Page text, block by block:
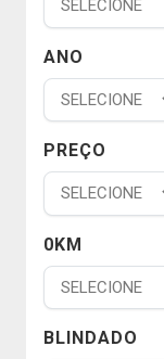
ANO
PREÇO
0KM
BLINDADO